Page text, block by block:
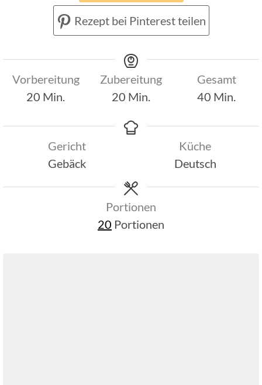
Rezept bei Pinterest teilen
Vorbereitung
20 Minuten
Min.
Zubereitung
20 Minuten
Min.
Gesamt
40 Minuten
Min.
Gericht
Gebäck
Küche
Deutsch
Portionen
20 Portionen